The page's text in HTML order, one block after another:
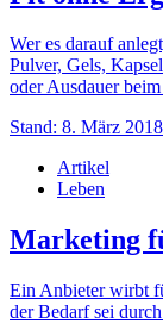
Wer es darauf
Pulver, Gels,
oder Ausdauer
Stand: 8. März 2018
Artikel
Leben
Marketing
Ein Anbieter wirbt
der Bedarf sei